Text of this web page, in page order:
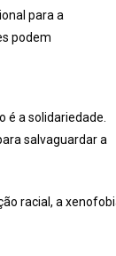
para a
podem
é a solidariedade.
salvaguardar a
racial, a